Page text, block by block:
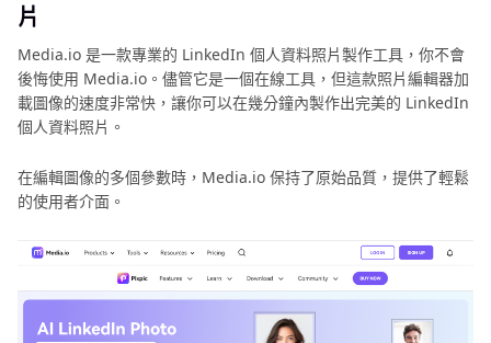
片
Media.io 是一款專業的 LinkedIn 個人資料照片製作工具，你不會
後悔使用 Media.io。儘管它是一個在線工具，但這款照片編輯器加
載圖像的速度非常快，讓你可以在幾分鐘內製作出完美的 LinkedIn
個人資料照片。
在編輯圖像的多個參數時，Media.io 保持了原始品質，提供了輕鬆
的使用者介面。